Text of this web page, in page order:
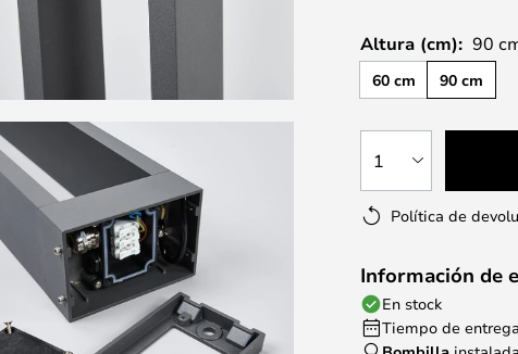
Altura (cm): 90
60 cm 90 cm
1
Política de
Información de
En stock
Tiempo de